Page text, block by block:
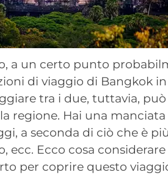
a un certo punto
di viaggio di Bangkok
tra i due, tuttavia, può
regione. Hai una
a seconda di ciò che è
ecc. Ecco cosa
per coprire questo